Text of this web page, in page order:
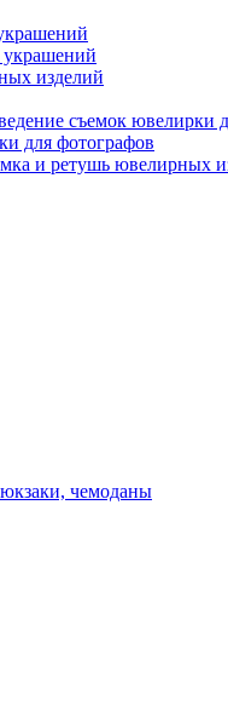
изделий
съемок ювелирки
для фотографов
и ретушь ювелирных
чемоданы